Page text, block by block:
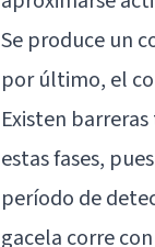
Se produce un
por último, el
Existen
estas fases,
período de
gacela corre